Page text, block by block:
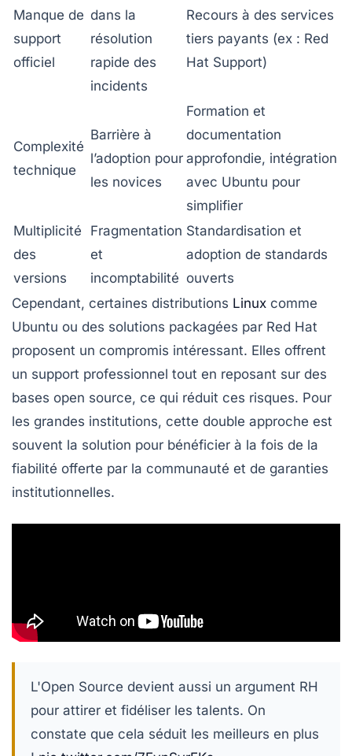
Manque de
support
officiel
dans la
résolution
rapide des
incidents
Recours à des services
tiers payants (ex : Red
Hat Support)
Complexité
technique
Barrière à
l’adoption pour
les novices
Formation et
documentation
approfondie, intégration
avec Ubuntu pour
simplifier
Multiplicité
des
versions
Fragmentation
et
incomptabilité
Standardisation et
adoption de standards
ouverts
Cependant, certaines distributions Linux comme
Ubuntu ou des solutions packagées par Red Hat
proposent un compromis intéressant. Elles offrent
un support professionnel tout en reposant sur des
bases open source, ce qui réduit ces risques. Pour
les grandes institutions, cette double approche est
souvent la solution pour bénéficier à la fois de la
fiabilité offerte par la communauté et de garanties
institutionnelles.
L'Open Source devient aussi un argument RH
pour attirer et fidéliser les talents. On
constate que cela séduit les meilleurs en plus